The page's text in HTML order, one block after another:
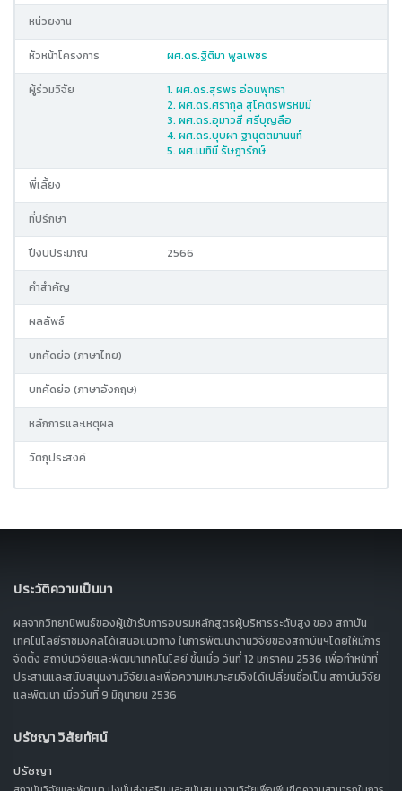
หน่วยงาน
หัวหน้าโครงการ ผศ.ดร.ฐิติมา พูลเพชร
ผู้ร่วมวิจัย
1. ผศ.ดร.สุรพร อ่อนพุทธา
2. ผศ.ดร.ศรากุล สุโคตรพรหมมี
3. ผศ.ดร.อุมาวสี ศรีบุญลือ
4. ผศ.ดร.บุบผา ฐานุตตมานนท์
5. ผศ.เมทินี รัษฎารักษ์
พี่เลี้ยง
ที่ปรึกษา
ปีงบประมาณ 2566
คำสำคัญ
ผลลัพธ์
บทคัดย่อ (ภาษาไทย)
บทคัดย่อ (ภาษาอังกฤษ)
หลักการและเหตุผล
วัตถุประสงค์
ประวัติความเป็นมา
ผลจากวิทยานิพนธ์ของผู้เข้ารับการอบรมหลักสูตรผู้บริหารระดับสูง ของ สถาบัน
เทคโนโลยีราชมงคลได้เสนอแนวทาง ในการพัฒนางานวิจัยของสถาบันฯโดยให้มีการ
จัดตั้ง สถาบันวิจัยและพัฒนาเทคโนโลยี ขึ้นเมื่อ วันที่ 12 มกราคม 2536 เพื่อทำหน้าที่
ประสานและสนับสนุนงานวิจัยและเพื่อความเหมาะสมจึงได้เปลี่ยนชื่อเป็น สถาบันวิจัย
และพัฒนา เมื่อวันที่ 9 มิถุนายน 2536
ปรัชญา วิสัยทัศน์
ปรัชญา